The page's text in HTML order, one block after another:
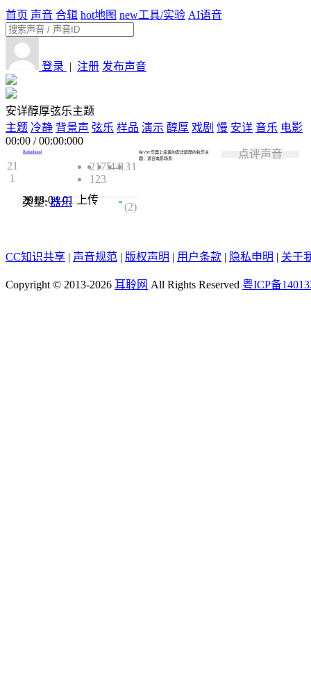
首页 声音 合辑 hot地图 new工具/实验 AI语音
登录 | 注册 发布声音
安详醇厚弦乐主题
主题 冷静 背景声 弦乐 样品 演示 醇厚 戏剧 慢 安详 音乐 电影
00:00 /00:00:000
21
1
Robinhood
217544131
123
2018-04-01上传
类型:器乐 5.0
(2)
在VST乐器上演奏的安详醇厚的弦乐主
题，适合电影场景
点评声音
CC知识共享 | 声音规范 | 版权声明 | 用户条款 | 隐私申明 | 关于
Copyright © 2013-2026 耳聆网 All Rights Reserved 粤ICP备